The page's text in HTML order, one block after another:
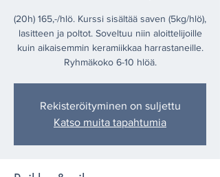
(20h) 165,-/hlö. Kurssi sisältää saven (5kg/hlö),
lasitteen ja poltot. Soveltuu niin aloittelijoille
kuin aikaisemmin keramiikkaa harrastaneille.
Ryhmäkoko 6-10 hlöä.
Rekisteröityminen on suljettu
Katso muita tapahtumia